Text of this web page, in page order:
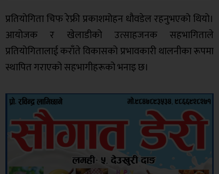
प्रतियोगिता चिफ रेफ्री प्रकाशमोहन धौवडेल रहनुभएको थियो।
आयोजक र खेलाडीको उत्साहजनक सहभागिताले
प्रतियोगितालाई कराँते विकासको प्रभावकारी थालनीका रूपमा
स्थापित गराएको सहभागीहरूको भनाइ छ।